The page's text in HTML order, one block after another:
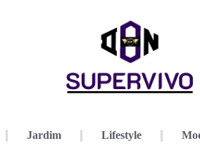
Jardim Lifestyle